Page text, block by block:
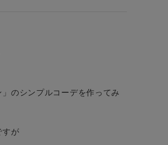
について
要
カード
のシンプルコーデを作ってみ
すが